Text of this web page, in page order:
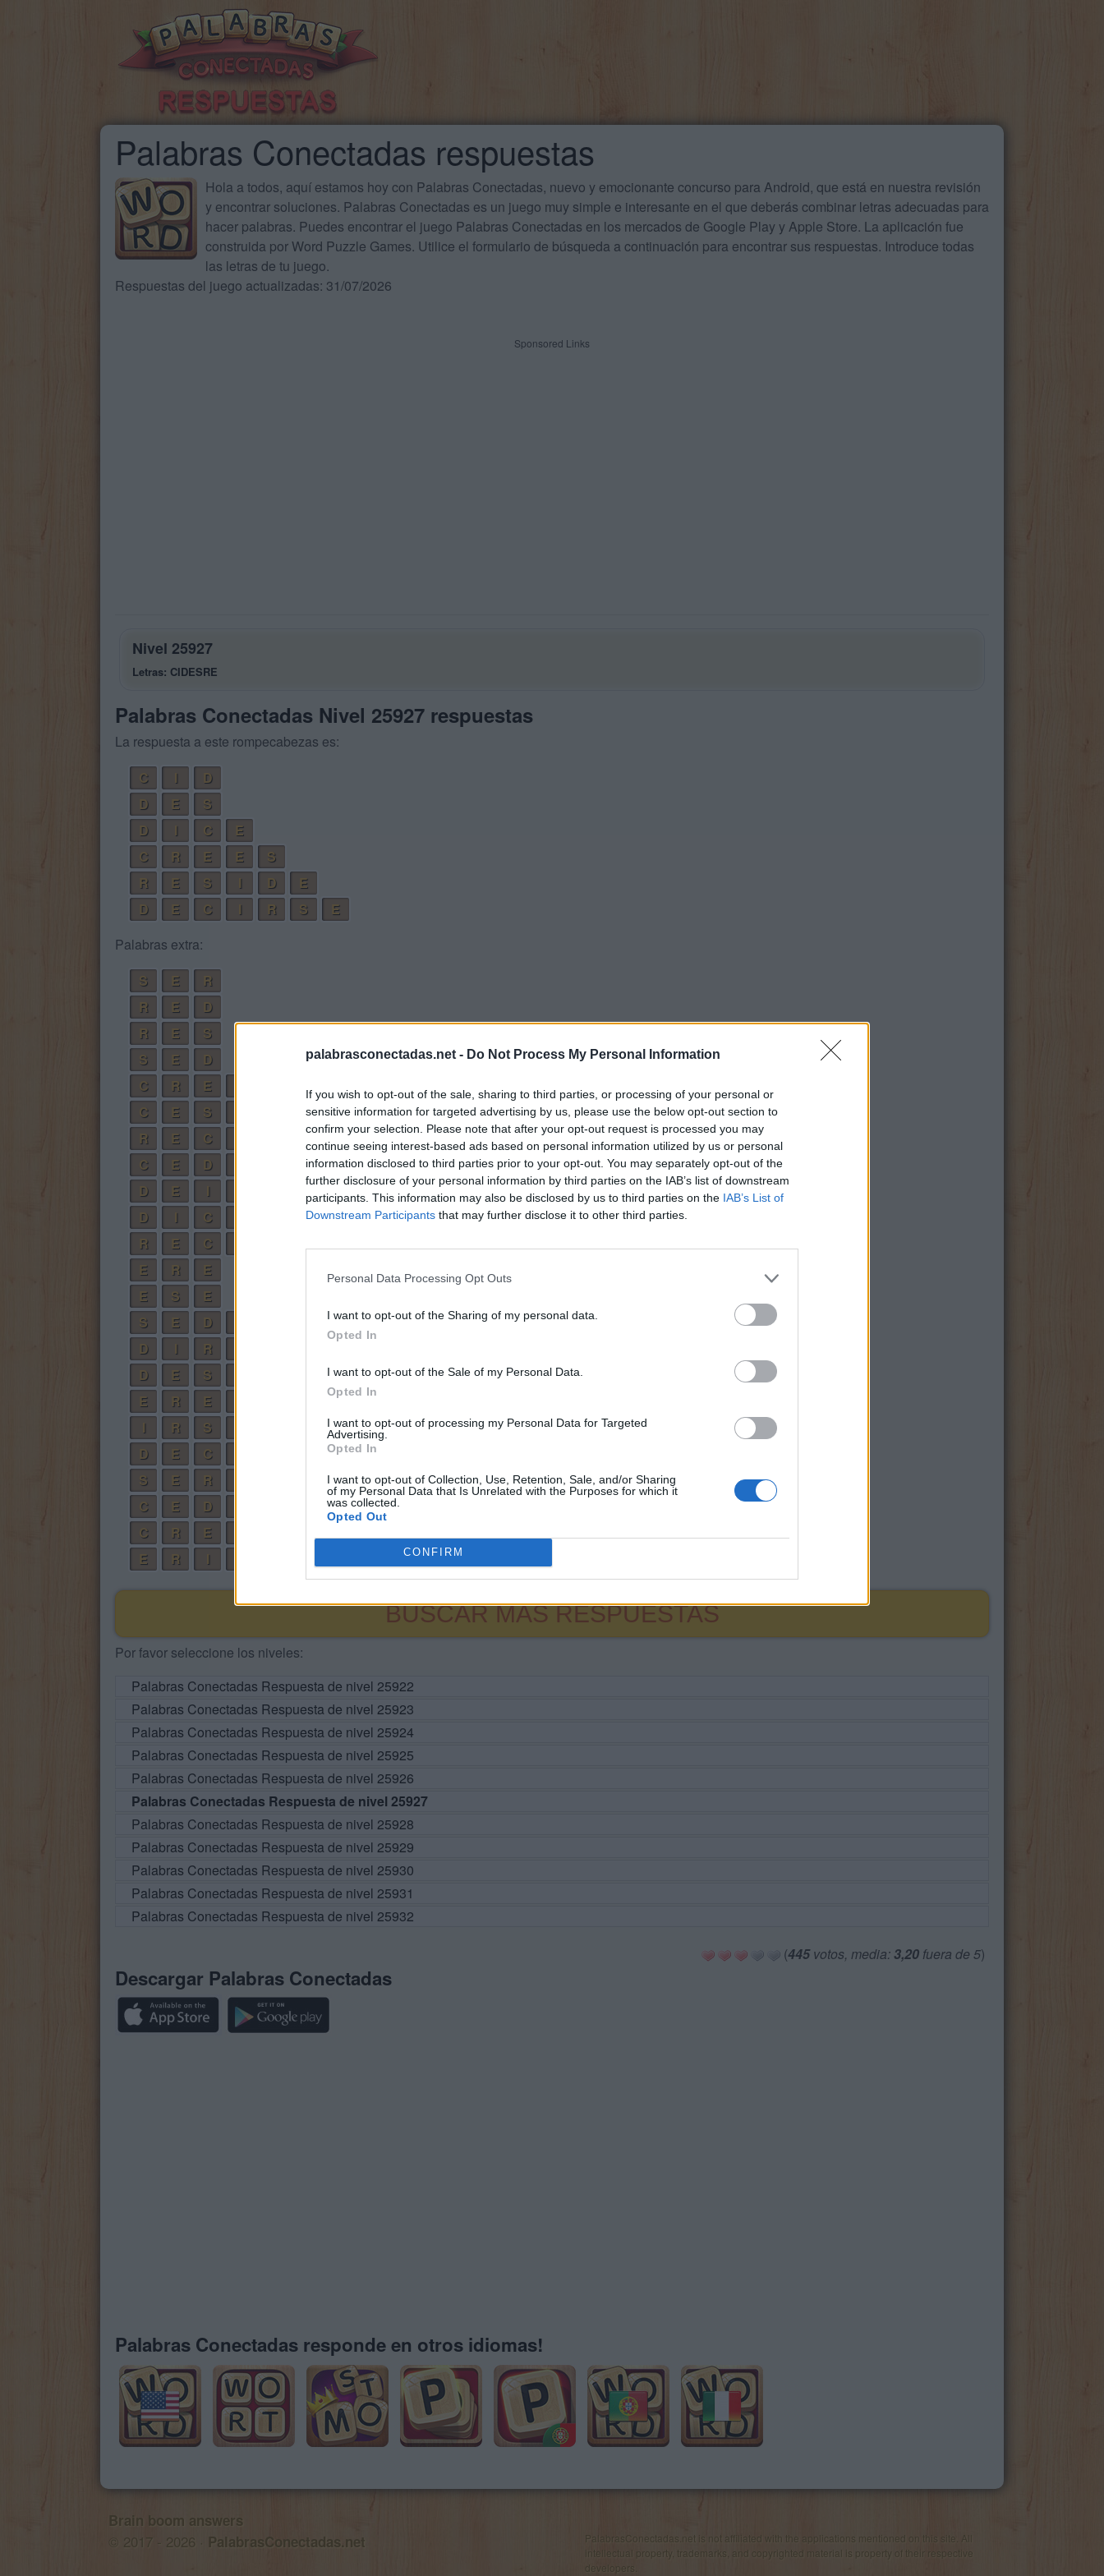
palabrasconectadas.net - Do Not Process My Personal Information
If you wish to opt-out of the sale, sharing to third parties, or processing of your personal or
sensitive information for targeted advertising by us, please use the below opt-out section to
confirm your selection. Please note that after your opt-out request is processed you may
continue seeing interest-based ads based on personal information utilized by us or personal
information disclosed to third parties prior to your opt-out. You may separately opt-out of the
further disclosure of your personal information by third parties on the IAB’s list of downstream
participants. This information may also be disclosed by us to third parties on the IAB’s List of
Downstream Participants that may further disclose it to other third parties.
Personal Data Processing Opt Outs
I want to opt-out of the Sharing of my personal data.
Opted In
I want to opt-out of the Sale of my Personal Data.
Opted In
I want to opt-out of processing my Personal Data for Targeted
Advertising.
Opted In
I want to opt-out of Collection, Use, Retention, Sale, and/or Sharing
of my Personal Data that Is Unrelated with the Purposes for which it
was collected.
Opted Out
CONFIRM
Palabras Conectadas respuestas
Hola a todos, aquí estamos hoy con Palabras Conectadas, nuevo y emocionante concurso para Android, que está en nuestra revisión
y encontrar soluciones. Palabras Conectadas es un juego muy simple e interesante en el que deberás combinar letras adecuadas para
hacer palabras. Puedes encontrar el juego Palabras Conectadas en los mercados de Google Play y Apple Store. La aplicación fue
construida por Word Puzzle Games. Utilice el formulario de búsqueda a continuación para encontrar sus respuestas. Introduce todas
las letras de tu juego.
Respuestas del juego actualizadas: 31/07/2026
Sponsored Links
Nivel 25927
Letras: CIDESRE
Palabras Conectadas Nivel 25927 respuestas
La respuesta a este rompecabezas es:
C
D
D
E
S
D
C
E
C
R E E
S
R
E S I D
E
D
E C I R S
E
Palabras extra:
S
E
R
R
E
D
R
E
S
S
E
D
C
R E
C
E S
R
E C
C
E D
D
E
D
C
R
E C
E
R
E
E
S
E
S
E D
D
R
D
E S
E
R E
R S
D
E C
S
E R
C
E D
C
R E
E
R
BUSCAR MÁS RESPUESTAS
Por favor seleccione los niveles:
Palabras Conectadas Respuesta de nivel 25922
Palabras Conectadas Respuesta de nivel 25923
Palabras Conectadas Respuesta de nivel 25924
Palabras Conectadas Respuesta de nivel 25925
Palabras Conectadas Respuesta de nivel 25926
Palabras Conectadas Respuesta de nivel 25927
Palabras Conectadas Respuesta de nivel 25928
Palabras Conectadas Respuesta de nivel 25929
Palabras Conectadas Respuesta de nivel 25930
Palabras Conectadas Respuesta de nivel 25931
Palabras Conectadas Respuesta de nivel 25932
(445votos, media: 3,20 fuera de 5)
Descargar Palabras Conectadas
Palabras Conectadas responde en otros idiomas!
Brain boom answers
© 2017 - 2026 · PalabrasConectadas.net
PalabrasConectadas.net is not affiliated with the applications mentioned on this site. All
intellectual property, trademarks, and copyrighted material is property of their respective